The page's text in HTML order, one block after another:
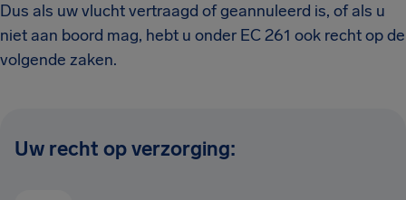
Dus als uw vlucht vertraagd of geannuleerd is, of als u
niet aan boord mag, hebt u onder EC 261 ook recht op de
volgende zaken.
Uw recht op verzorging: